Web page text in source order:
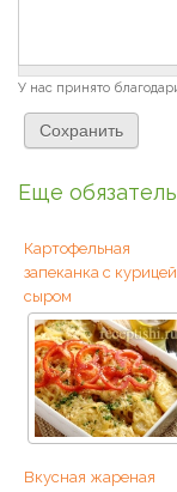
У нас принято
Еще
Картофельная
запеканка с
сыром
Вкусная жареная